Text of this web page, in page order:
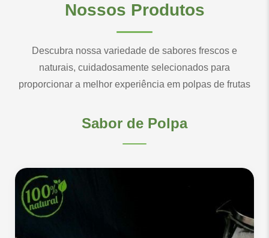
Nossos Produtos
Descubra nossa variedade de sabores frescos e
naturais, cuidadosamente selecionados para
proporcionar a melhor experiência em polpas de frutas
Sabor de Polpa